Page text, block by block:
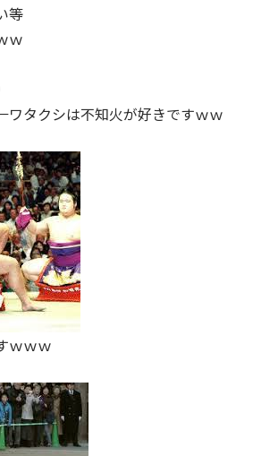
等
ｗ
タクシは不知火が好きですｗｗ
ｗｗｗ